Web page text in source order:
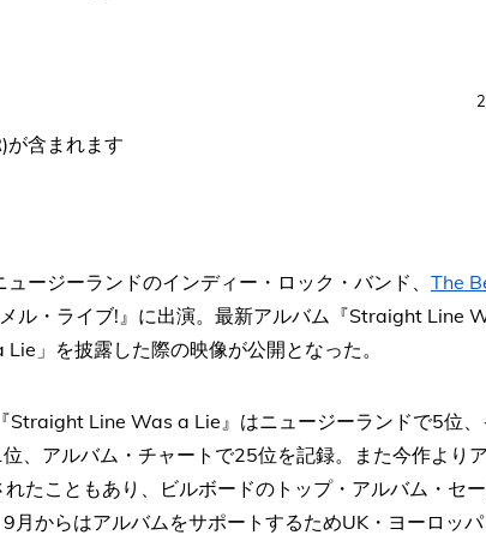
が含まれます
ージーランドのインディー・ロック・バンド、 The
ル・ライブ!』に出演。最新アルバム『Straight Line
」を披露した際の映像が公開となった。
Straight Line Was a Lie』はニュージーランドで5位
、アルバム・チャートで25位を記録。また今作より
たこともあり、ビルボードのトップ・アルバム・セ
月からはアルバムをサポートするためUK・ヨーロッ